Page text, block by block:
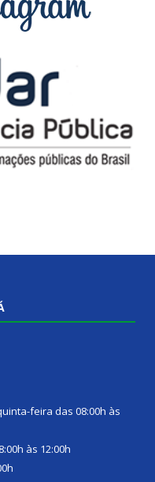
feira das 08:00h às
às 12:00h